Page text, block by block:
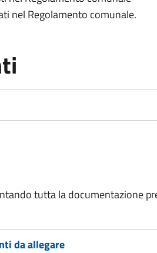
nel Regolamento comunale.
tutta la documentazione
da allegare